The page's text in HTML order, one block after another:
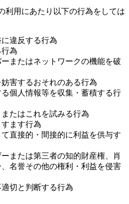
利用にあたり以下の行為をしては
違反する行為
為
またはネットワークの機能を破
害するおそれのある行為
個人情報等を収集・蓄積する行
たはこれを試みる行為
ます行為
直接的・間接的に利益を供与す
または第三者の知的財産権、肖
名誉その他の権利・利益を侵害
切と判断する行為